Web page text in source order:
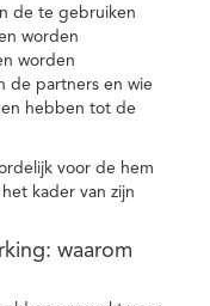
de te gebruiken
worden
worden
de partners en wie
hebben tot de
voor de hem
kader van zijn
waarom